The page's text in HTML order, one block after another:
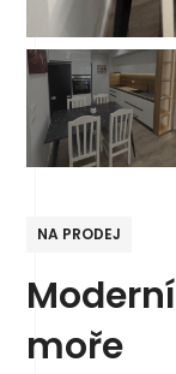
NA PRODEJ
moře